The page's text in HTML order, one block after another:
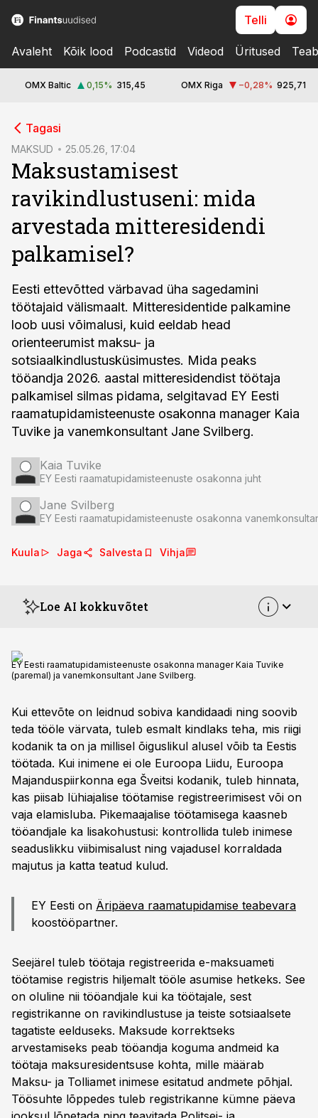
Telli
Avaleht Kõik lood Podcastid Videod Üritused
OMX Baltic 0,15% 315,45 OMX Riga −0,28% 925,71
Tagasi
MAKSUD 25.05.26, 17:04
Maksustamisest
ravikindlustuseni: mida
arvestada mitteresidendi
palkamisel?
Eesti ettevõtted värbavad üha sagedamini
töötajaid välismaalt. Mitteresidentide palkamine
loob uusi võimalusi, kuid eeldab head
orienteerumist maksu- ja
sotsiaalkindlustusküsimustes. Mida peaks
tööandja 2026. aastal mitteresidendist töötaja
palkamisel silmas pidama, selgitavad EY Eesti
raamatupidamisteenuste osakonna manager Kaia
Tuvike ja vanemkonsultant Jane Svilberg.
Kaia Tuvike
EY Eesti raamatupidamisteenuste osakonna juht
Jane Svilberg
EY Eesti raamatupidamisteenuste osakonna
Kuula Jaga Salvesta Vihja
Loe AI kokkuvõtet
EY EestieksperdidKaia Tuvike jaJane Svilberg
selgitavad, et mitteresidendi palkamisel peab
õiguslikku alust, registreerima töötaja töötamise
registris ja koguma andmed maksuresidentsuse
kohta. Maksuvaba tulu saab osa mitteresidente
kasutada vaid residentsustõendi alusel.
Ravikindlustus sõltub seaduslikust viibimisest,
sotsiaalmaksust ja isikukoodist, A1 tõend määrab
sotsiaalkindlustusriigi.
EY Eesti raamatupidamisteenuste osakonna manager Kaia Tuvike
(paremal) ja vanemkonsultant Jane Svilberg.
Kui ettevõte on leidnud sobiva kandidaadi ning soovib
teda tööle värvata, tuleb esmalt kindlaks teha, mis riigi
kodanik ta on ja millisel õiguslikul alusel võib ta Eestis
töötada. Kui inimene ei ole Euroopa Liidu, Euroopa
Majanduspiirkonna ega Šveitsi kodanik, tuleb hinnata,
kas piisab lühiajalise töötamise registreerimisest või on
vaja elamisluba. Pikemaajalise töötamisega kaasneb
tööandjale ka lisakohustusi: kontrollida tuleb inimese
seaduslikku viibimisalust ning vajadusel korraldada
majutus ja katta teatud kulud.
EY Eesti on Äripäeva raamatupidamise teabevara
koostööpartner.
Seejärel tuleb töötaja registreerida e-maksuameti
töötamise registris hiljemalt tööle asumise hetkeks. See
on oluline nii tööandjale kui ka töötajale, sest
registrikanne on ravikindlustuse ja teiste sotsiaalsete
tagatiste eelduseks. Maksude korrektseks
arvestamiseks peab tööandja koguma andmeid ka
töötaja maksuresidentsuse kohta, mille määrab
Maksu- ja Tolliamet inimese esitatud andmete põhjal.
Töösuhte lõppedes tuleb registrikanne kümne päeva